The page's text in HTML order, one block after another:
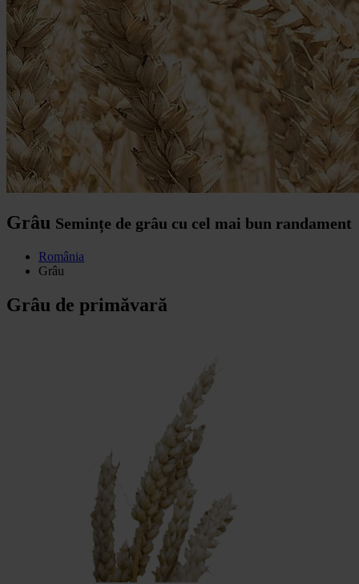
Grâu Semințe de grâu cu cel mai bun randament
România
Grâu
Grâu de primăvară